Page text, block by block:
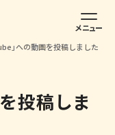
メニュー
」への動画を投稿しました
投稿しま